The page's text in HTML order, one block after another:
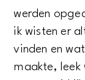
werden
ik wisten er
vinden en
maakte,